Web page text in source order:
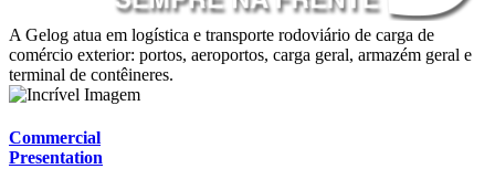
A Gelog atua em logística e transporte rodoviário de carga de
comércio exterior: portos, aeroportos, carga geral, armazém geral e
terminal de contêineres.
Commercial
Presentation